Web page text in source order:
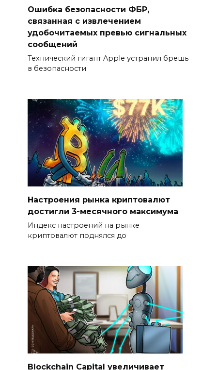
Ошибка безопасности ФБР,
связанная с извлечением
удобочитаемых превью сигнальных
сообщений
Технический гигант Apple устранил брешь
в безопасности
Настроения рынка криптовалют
достигли 3-месячного максимума
Индекс настроений на рынке
криптовалют поднялся до
Blockchain Capital увеличивает